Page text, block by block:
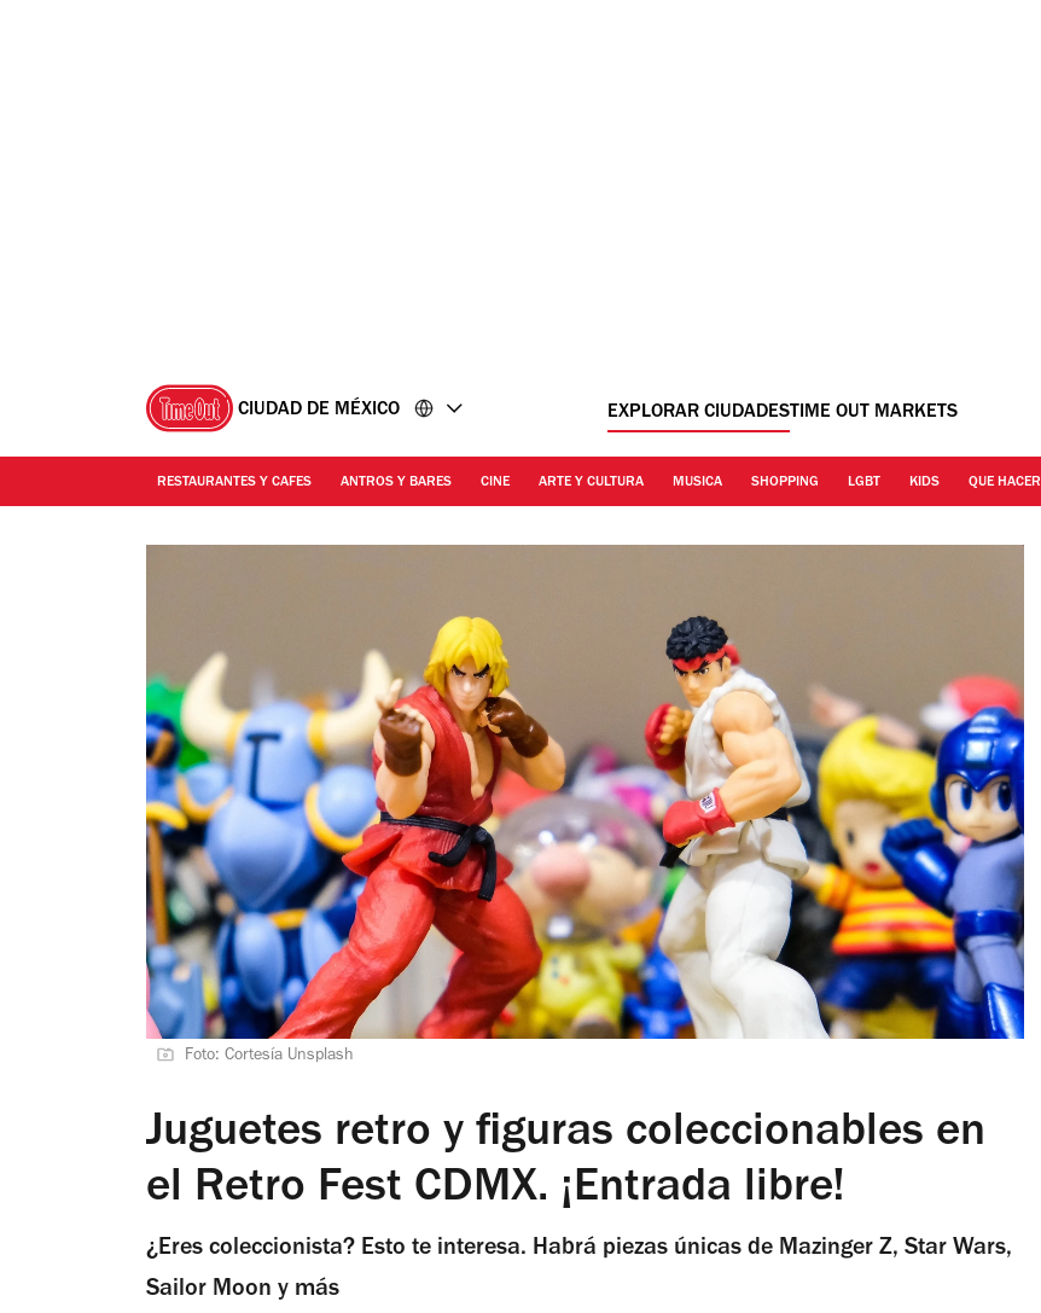
CIUDAD DE MÉXICO EXPLORAR CIUDADESTIME OUT MARKETS
RESTAURANTES Y CAFES ANTROS Y BARES CINE ARTE Y CULTURA MUSICA SHOPPING LGBT KIDS QUE HACER
Foto: Cortesía Unsplash
Juguetes retro y figuras coleccionables en
el Retro Fest CDMX. ¡Entrada libre!
¿Eres coleccionista? Esto te interesa. Habrá piezas únicas de Mazinger Z, Star Wars,
Sailor Moon y más